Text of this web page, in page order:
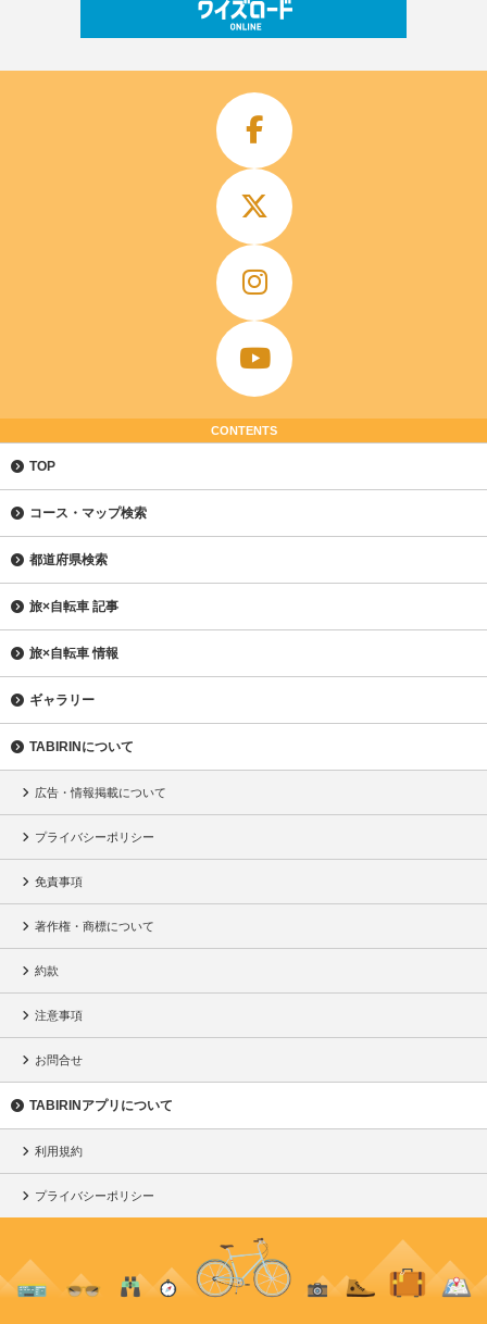
CONTENTS
TOP
コース・マップ検索
都道府県検索
旅×自転車 記事
旅×自転車 情報
ギャラリー
TABIRINについて
広告・情報掲載について
プライバシーポリシー
免責事項
著作権・商標について
約款
注意事項
お問合せ
TABIRINアプリについて
利用規約
プライバシーポリシー